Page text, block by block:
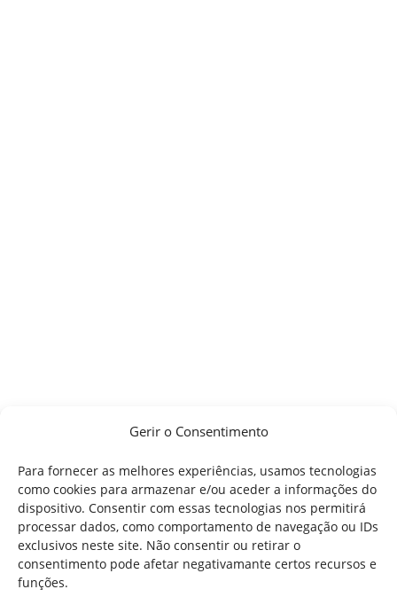
Gerir o Consentimento
Para fornecer as melhores experiências, usamos tecnologias
como cookies para armazenar e/ou aceder a informações do
dispositivo. Consentir com essas tecnologias nos permitirá
processar dados, como comportamento de navegação ou IDs
exclusivos neste site. Não consentir ou retirar o
consentimento pode afetar negativamante certos recursos e
funções.